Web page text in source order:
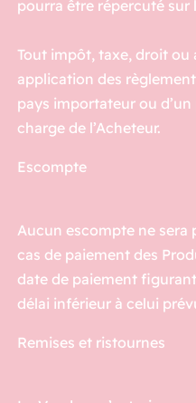
pourra être répercuté sur
Tout impôt, taxe, droit ou
application des
pays importateur ou
charge de l’Acheteur.
Escompte
Aucun escompte ne sera
cas de paiement des
date de paiement
délai inférieur à celui
Remises et ristournes